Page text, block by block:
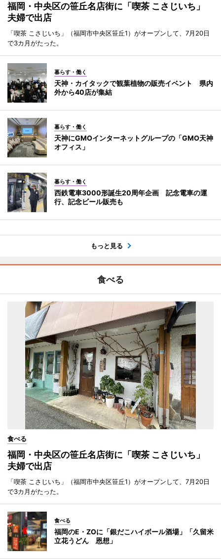
福岡・中央区の笹丘名店街に「喫茶 こさじいち」
夫婦で出店
「喫茶 こさじいち」（福岡市中央区笹丘1）がオープンして、7月20日
で3カ月がたった。
暮らす・働く
天神・カイタックで観葉植物の販売イベント 県内
外から40店が集結
暮らす・働く
天神にGMOインターネットグループの「GMO天神
オフィス」
暮らす・働く
西鉄電車3000形誕生20周年企画 記念電車の運
行、記念ビール販売も
もっと見る
食べる
食べる
福岡・中央区の笹丘名店街に「喫茶 こさじいち」
夫婦で出店
「喫茶 こさじいち」（福岡市中央区笹丘1）がオープンして、7月20日
で3カ月がたった。
食べる
福岡のE・ZOに「銀だこハイボール酒場」「久留米
立花うどん 恩想」